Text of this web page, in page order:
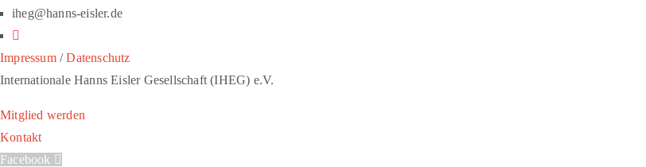
iheg@hanns-eisler.de
Impressum/Datenschutz
Internationale Hanns Eisler Gesellschaft (IHEG) e.V.
Mitglied werden
Kontakt
Facebook